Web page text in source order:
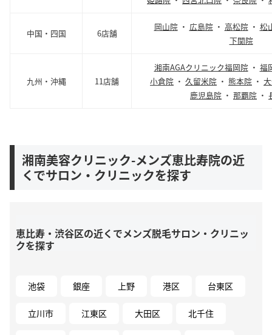
中国・四国 6店舗
岡山院 ・ 広島院 ・ 高松院 ・ 松
下関院
九州・沖縄 11店舗
湘南AGAクリニック福岡院 ・ 福
小倉院 ・ 久留米院 ・ 熊本院 ・
鹿児島院 ・ 那覇院 ・
湘南美容クリニック-メンズ恵比寿院の近
くでサロン・クリニックを探す
恵比寿・渋谷区の近くでメンズ脱毛サロン・クリニッ
クを探す
池袋 銀座 上野 港区 台東区
立川市 江東区 大田区 北千住